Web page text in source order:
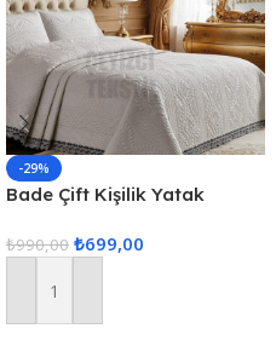
-29%
Bade Çift Kişilik Yatak
₺990,00 ₺699,00
Sepete Ekle